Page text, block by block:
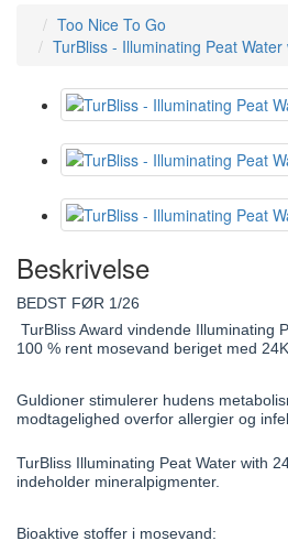
Too Nice To Go
TurBliss - Illuminating Peat Water
Beskrivelse
BEDST FØR 1/26
TurBliss Award vindende Illuminating
100 % rent mosevand beriget med
Guldioner stimulerer hudens
modtagelighed overfor allergier og
TurBliss Illuminating Peat Water with
indeholder mineralpigmenter.
Bioaktive stoffer i mosevand: